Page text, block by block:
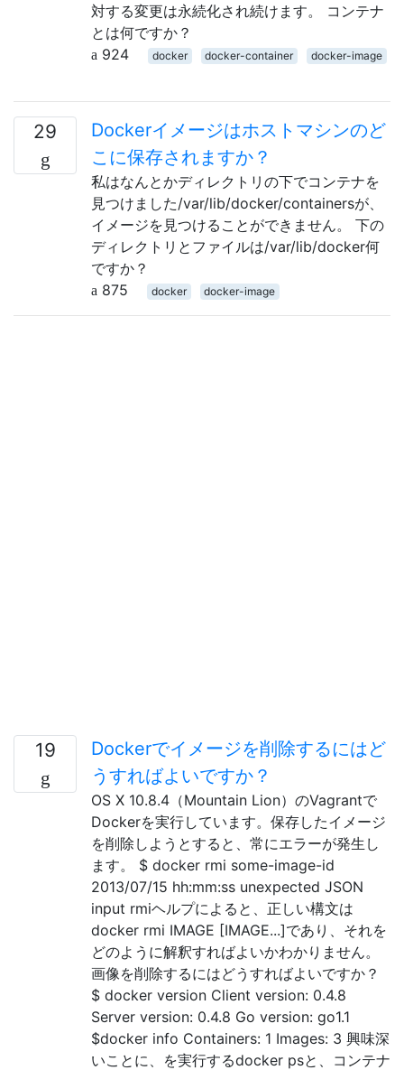
対する変更は永続化され続けます。 コンテナ
とは何ですか？
924
docker docker-container docker-image
29
Dockerイメージはホストマシンのど
こに保存されますか？
私はなんとかディレクトリの下でコンテナを
見つけました/var/lib/docker/containersが、
イメージを見つけることができません。 下の
ディレクトリとファイルは/var/lib/docker何
ですか？
875
docker docker-image
19
Dockerでイメージを削除するにはど
うすればよいですか？
OS X 10.8.4（Mountain Lion）のVagrantで
Dockerを実行しています。保存したイメージ
を削除しようとすると、常にエラーが発生し
ます。 $ docker rmi some-image-id
2013/07/15 hh:mm:ss unexpected JSON
input rmiヘルプによると、正しい構文は
docker rmi IMAGE [IMAGE...]であり、それを
どのように解釈すればよいかわかりません。
画像を削除するにはどうすればよいですか？
$ docker version Client version: 0.4.8
Server version: 0.4.8 Go version: go1.1
$docker info Containers: 1 Images: 3 興味深
いことに、を実行するdocker psと、コンテナ